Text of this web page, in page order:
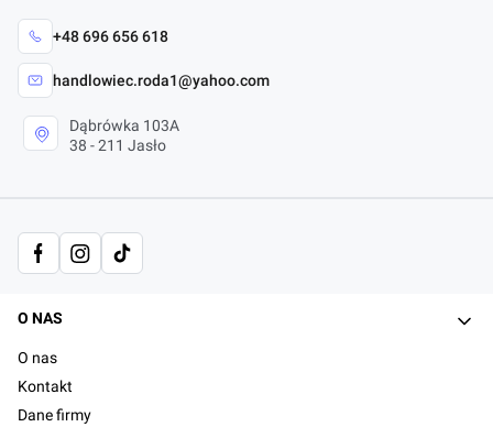
+48 696 656 618
handlowiec.roda1@yahoo.com
Dąbrówka 103A
38 - 211 Jasło
Linki w stopce
O NAS
O nas
Kontakt
Dane firmy